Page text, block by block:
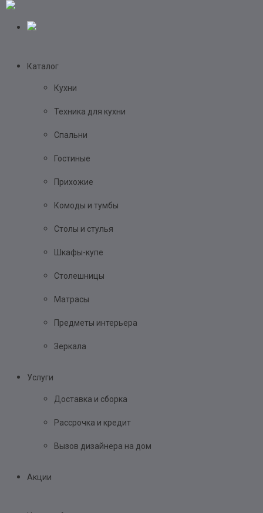
Каталог
Кухни
Техника для кухни
Спальни
Гостиные
Прихожие
Комоды и тумбы
Столы и стулья
Шкафы-купе
Столешницы
Матрасы
Предметы интерьера
Зеркала
Услуги
Доставка и сборка
Рассрочка и кредит
Вызов дизайнера на дом
Акции